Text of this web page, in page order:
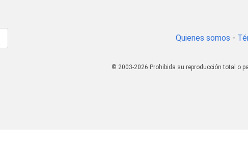
Quienes somos -
© 2003-2026 Prohibida su reproducción total o